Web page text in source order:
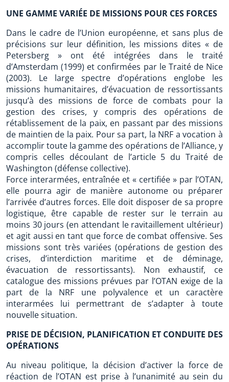
UNE GAMME VARIÉE DE MISSIONS POUR CES FORCES
Dans le cadre de l’Union européenne, et sans plus de
précisions sur leur définition, les missions dites « de
Petersberg » ont été intégrées dans le traité
d’Amsterdam (1999) et confirmées par le Traité de Nice
(2003). Le large spectre d’opérations englobe les
missions humanitaires, d’évacuation de ressortissants
jusqu’à des missions de force de combats pour la
gestion des crises, y compris des opérations de
rétablissement de la paix, en passant par des missions
de maintien de la paix. Pour sa part, la NRF a vocation à
accomplir toute la gamme des opérations de l’Alliance, y
compris celles découlant de l’article 5 du Traité de
Washington (défense collective).
Force interarmées, entraînée et « certifiée » par l’OTAN,
elle pourra agir de manière autonome ou préparer
l’arrivée d’autres forces. Elle doit disposer de sa propre
logistique, être capable de rester sur le terrain au
moins 30 jours (en attendant le ravitaillement ultérieur)
et agit aussi en tant que force de combat offensive. Ses
missions sont très variées (opérations de gestion des
crises, d’interdiction maritime et de déminage,
évacuation de ressortissants). Non exhaustif, ce
catalogue des missions prévues par l’OTAN exige de la
part de la NRF une polyvalence et un caractère
interarmées lui permettrant de s’adapter à toute
nouvelle situation.
PRISE DE DÉCISION, PLANIFICATION ET CONDUITE DES
OPÉRATIONS
Au niveau politique, la décision d’activer la force de
réaction de l’OTAN est prise à l’unanimité au sein du